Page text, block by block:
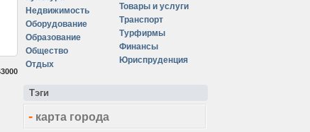
Недвижимость
Оборудование
Образование
Общество
Отдых
Товары и услуги
Транспорт
Турфирмы
Финансы
Юриспруденция
Тэги
- карта города